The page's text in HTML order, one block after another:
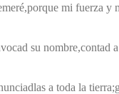
porque mi fuerza y
su nombre,contad
a toda la tierra;